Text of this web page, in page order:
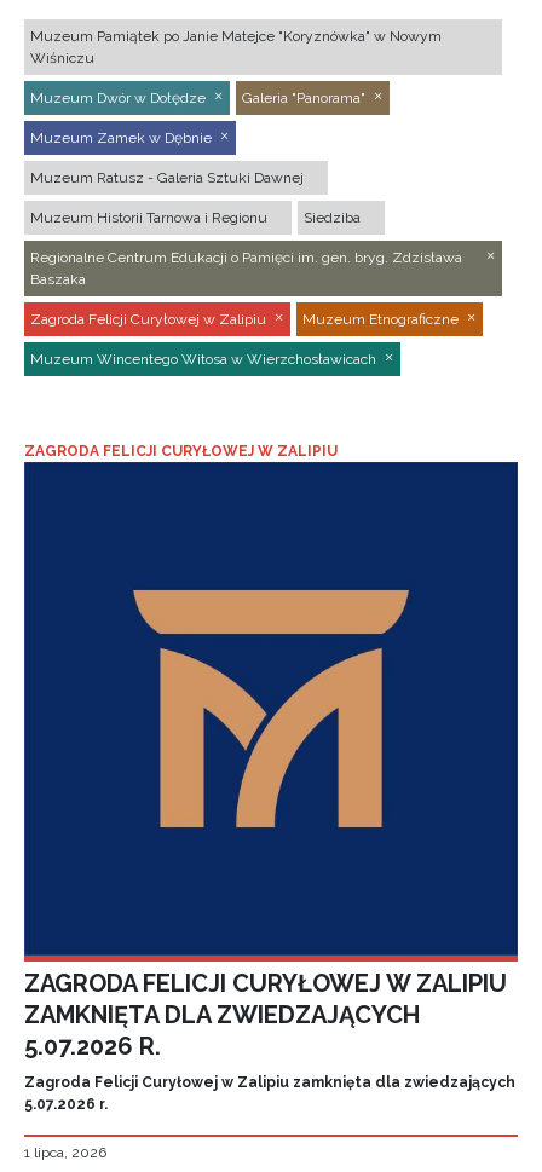
Muzeum Pamiątek po Janie Matejce "Koryznówka" w Nowym
Wiśniczu
Muzeum Dwór w Dołędze Galeria "Panorama"
Muzeum Zamek w Dębnie
Muzeum Ratusz - Galeria Sztuki Dawnej
Muzeum Historii Tarnowa i Regionu Siedziba
Regionalne Centrum Edukacji o Pamięci im. gen. bryg. Zdzisława
Baszaka
Zagroda Felicji Curyłowej w Zalipiu Muzeum Etnograficzne
Muzeum Wincentego Witosa w Wierzchosławicach
ZAGRODA FELICJI CURYŁOWEJ W ZALIPIU
ZAGRODA FELICJI CURYŁOWEJ W ZALIPIU
ZAMKNIĘTA DLA ZWIEDZAJĄCYCH
5.07.2026 R.
Zagroda Felicji Curyłowej w Zalipiu zamknięta dla zwiedzających
5.07.2026 r.
1 lipca, 2026